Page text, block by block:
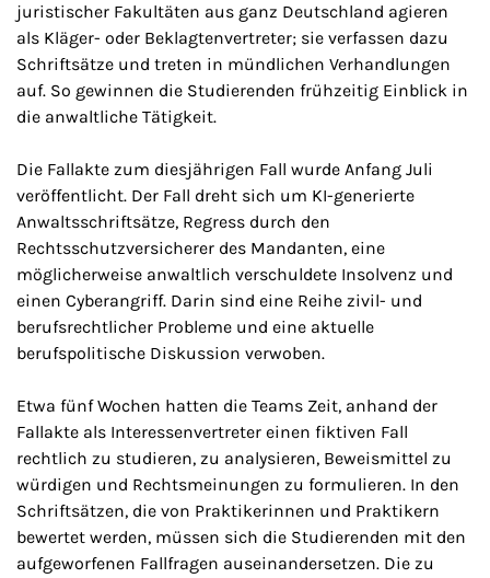
juristischer Fakultäten aus ganz Deutschland agieren
als Kläger- oder Beklagtenvertreter; sie verfassen dazu
Schriftsätze und treten in mündlichen Verhandlungen
auf. So gewinnen die Studierenden frühzeitig Einblick in
die anwaltliche Tätigkeit.
Die Fallakte zum diesjährigen Fall wurde Anfang Juli
veröffentlicht. Der Fall dreht sich um KI-generierte
Anwaltsschriftsätze, Regress durch den
Rechtsschutzversicherer des Mandanten, eine
möglicherweise anwaltlich verschuldete Insolvenz und
einen Cyberangriff. Darin sind eine Reihe zivil- und
berufsrechtlicher Probleme und eine aktuelle
berufspolitische Diskussion verwoben.
Etwa fünf Wochen hatten die Teams Zeit, anhand der
Fallakte als Interessenvertreter einen fiktiven Fall
rechtlich zu studieren, zu analysieren, Beweismittel zu
würdigen und Rechtsmeinungen zu formulieren. In den
Schriftsätzen, die von Praktikerinnen und Praktikern
bewertet werden, müssen sich die Studierenden mit den
aufgeworfenen Fallfragen auseinandersetzen. Die zu